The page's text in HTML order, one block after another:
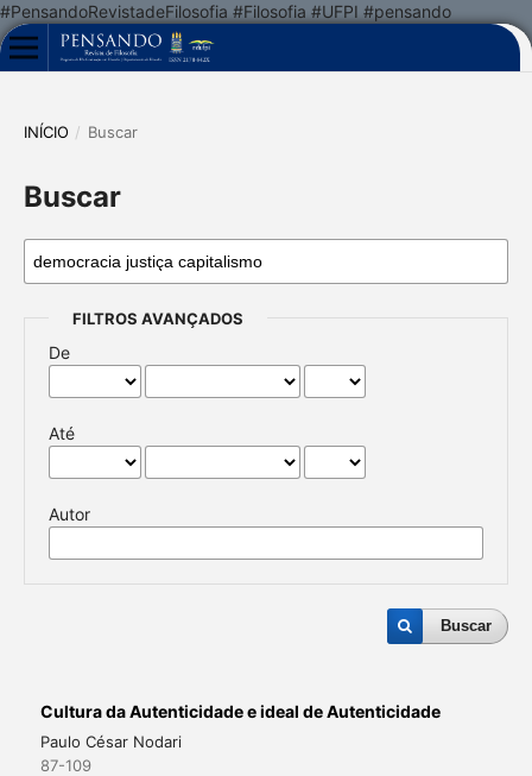
#PensandoRevistadeFilosofia #Filosofia #UFPI #pensando
INÍCIO / Buscar
Buscar
FILTROS AVANÇADOS
De
Até
Autor
Buscar
Cultura da Autenticidade e ideal de Autenticidade
Paulo César Nodari
87-109